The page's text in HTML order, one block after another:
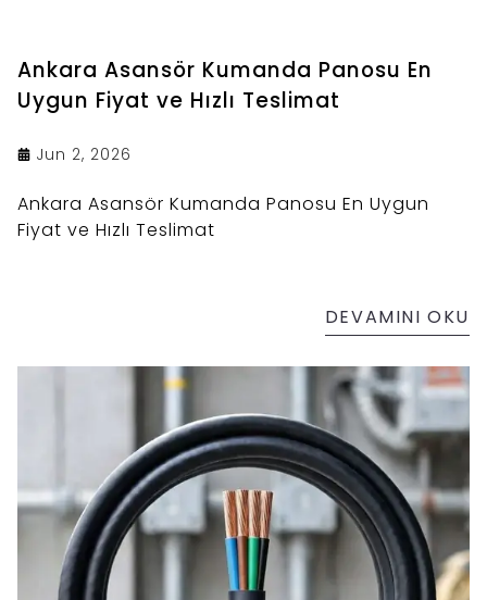
Ankara Asansör Kumanda Panosu En
Uygun Fiyat ve Hızlı Teslimat
Jun 2, 2026
Ankara Asansör Kumanda Panosu En Uygun
Fiyat ve Hızlı Teslimat
DEVAMINI OKU